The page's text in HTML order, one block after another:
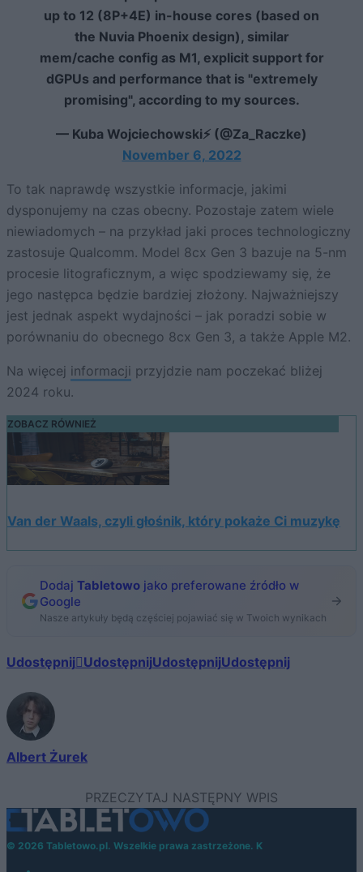
up to 12 (8P+4E) in-house cores (based on
the Nuvia Phoenix design), similar
mem/cache config as M1, explicit support for
dGPUs and performance that is "extremely
promising", according to my sources.
— Kuba Wojciechowski⚡ (@Za_Raczke)
November 6, 2022
To tak naprawdę wszystkie informacje, jakimi
dysponujemy na czas obecny. Pozostaje zatem wiele
niewiadomych – na przykład jaki proces technologiczny
zastosuje Qualcomm. Model 8cx Gen 3 bazuje na 5-nm
procesie litograficznym, a więc spodziewamy się, że
jego następca będzie bardziej złożony. Najważniejszy
jest jednak aspekt wydajności – jak poradzi sobie w
porównaniu do obecnego 8cx Gen 3, a także Apple M2.
Na więcej informacji przyjdzie nam poczekać bliżej
2024 roku.
ZOBACZ RÓWNIEŻ
Van der Waals, czyli głośnik, który pokaże Ci muzykę
Dodaj Tabletowo jako preferowane źródło w
Google
Nasze artykuły będą częściej pojawiać się w Twoich wynikach
Udostępnij UdostępnijUdostępnijUdostępnij
Albert Żurek
© 2026 Tabletowo.pl. Wszelkie prawa zastrzeżone. K